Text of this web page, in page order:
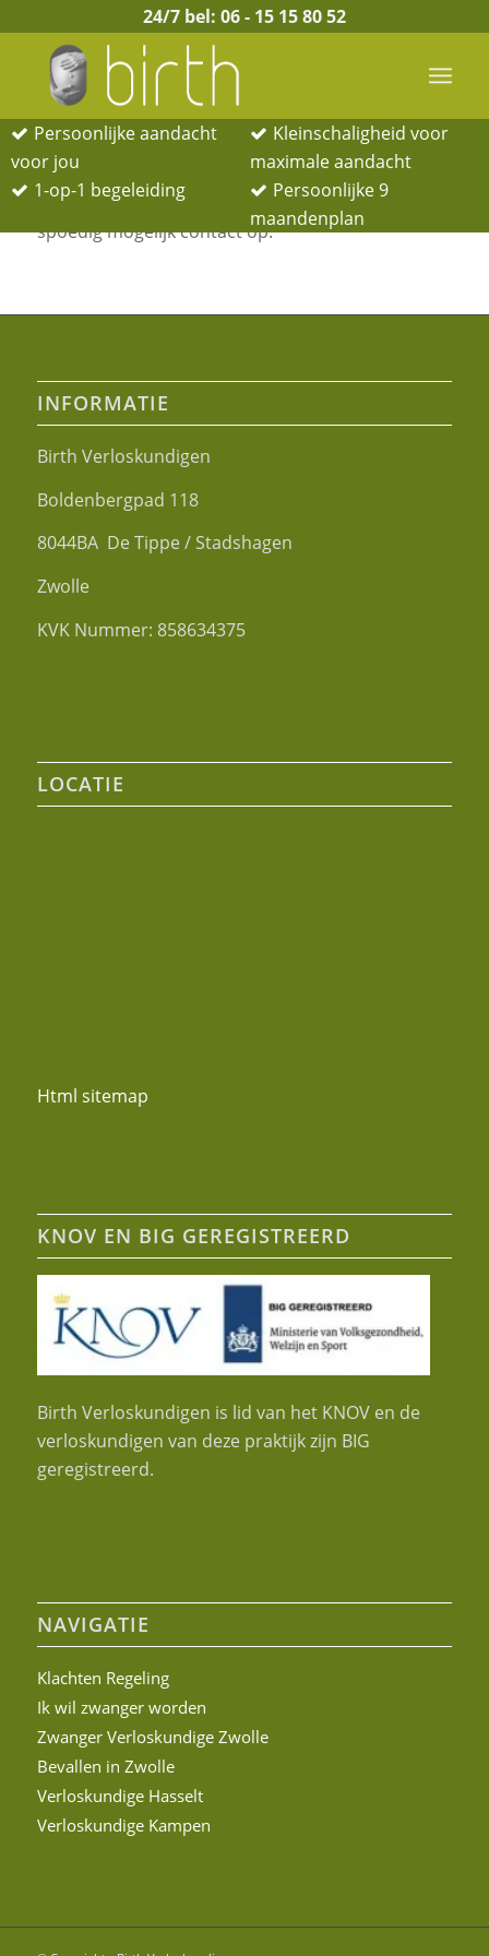
24/7 bel: 06 - 15 15 80 52
Persoonlijke aandacht
voor jou
Kleinschaligheid voor
maximale aandacht
1-op-1 begeleiding
Persoonlijke 9
maandenplan
Bedankt voor uw contactaanvraag. Wij nemen zo
spoedig mogelijk contact op.
INFORMATIE
Birth Verloskundigen
Boldenbergpad 118
8044BA De Tippe / Stadshagen
Zwolle
KVK Nummer: 858634375
LOCATIE
Html sitemap
KNOV EN BIG GEREGISTREERD
Birth Verloskundigen is lid van het KNOV en de
verloskundigen van deze praktijk zijn BIG
geregistreerd.
NAVIGATIE
Klachten Regeling
Ik wil zwanger worden
Zwanger Verloskundige Zwolle
Bevallen in Zwolle
Verloskundige Hasselt
Verloskundige Kampen